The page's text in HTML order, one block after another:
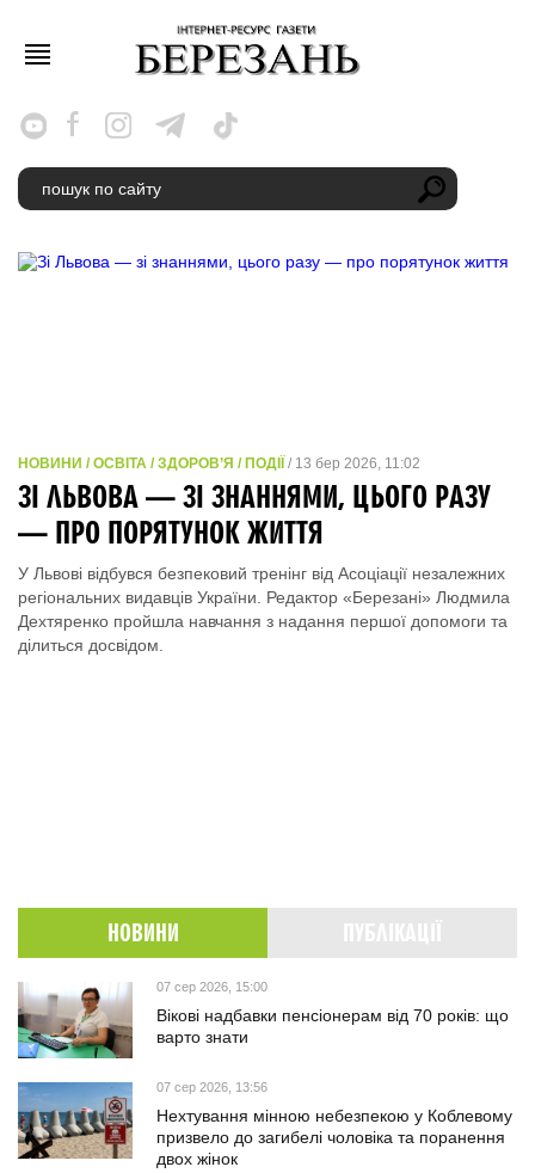
НОВИНИ / ОСВІТА / ЗДОРОВ’Я / ПОДІЇ / 13 бер 2026, 11:02
ЗІ ЛЬВОВА — ЗІ ЗНАННЯМИ, ЦЬОГО РАЗУ
— ПРО ПОРЯТУНОК ЖИТТЯ
У Львові відбувся безпековий тренінг від Асоціації незалежних
регіональних видавців України. Редактор «Березані» Людмила
Дехтяренко пройшла навчання з надання першої допомоги та
ділиться досвідом.
НОВИНИ
07 сер 2026, 15:00
Вікові надбавки пенсіонерам від 70 років: що
варто знати
07 сер 2026, 13:56
Нехтування мінною небезпекою у Коблевому
призвело до загибелі чоловіка та поранення
двох жінок